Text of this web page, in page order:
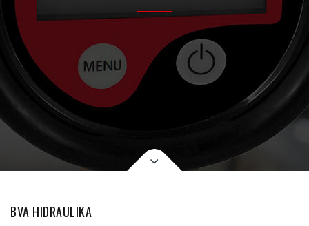
BVA HIDRAULIKA